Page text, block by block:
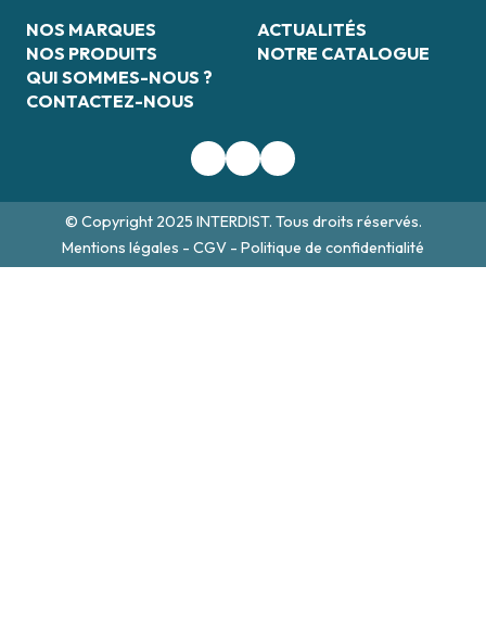
NOS MARQUES
NOS PRODUITS
QUI SOMMES-NOUS ?
CONTACTEZ-NOUS
ACTUALITÉS
NOTRE CATALOGUE
© Copyright 2025 INTERDIST. Tous droits réservés.
Mentions légales - CGV - Politique de confidentialité